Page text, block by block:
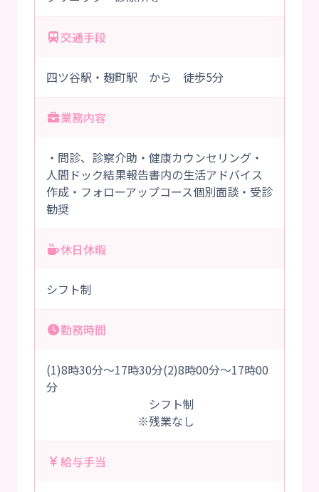
交通手段
四ツ谷駅・麹町駅 から 徒歩5分
業務内容
・問診、診察介助・健康カウンセリング・
人間ドック結果報告書内の生活アドバイス
作成・フォローアップコース個別面談・受診
勧奨
休日休暇
シフト制
勤務時間
(1)8時30分～17時30分(2)8時00分～17時00
分
シフト制
※残業なし
給与手当